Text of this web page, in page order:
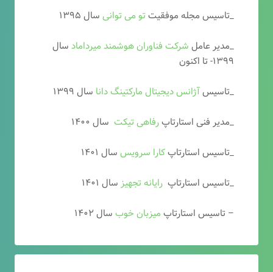
_تاسیس مجله موفقیتتو می توانی سال ۱۳۹۵
_مدیر عامل شرکت فناوران هوشمند میرداماد سال
۱۳۹۹- تا اکنون
_تاسیسآژانس دیجیتال مارکتینگ دانا سال ۱۳۹۹
_مدیر فنی استارتاپرفاهی تیکت سال ۱۴۰۰
_تاسیس استارتاپکارا سرویس سال ۱۴۰۱
_تاسیس استارتاپ رایانه تجهیز سال ۱۴۰۱
– تاسیس استارتاپ میزبان خوب سال ۱۴۰۲